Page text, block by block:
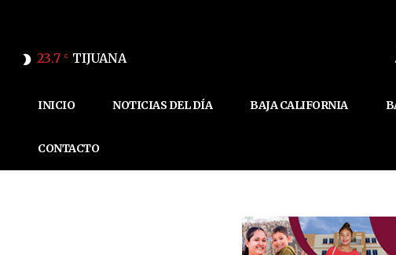
23.7 C TIJUANA
INICIO NOTICIAS DEL DÍA BAJA CALIFORNIA
CONTACTO